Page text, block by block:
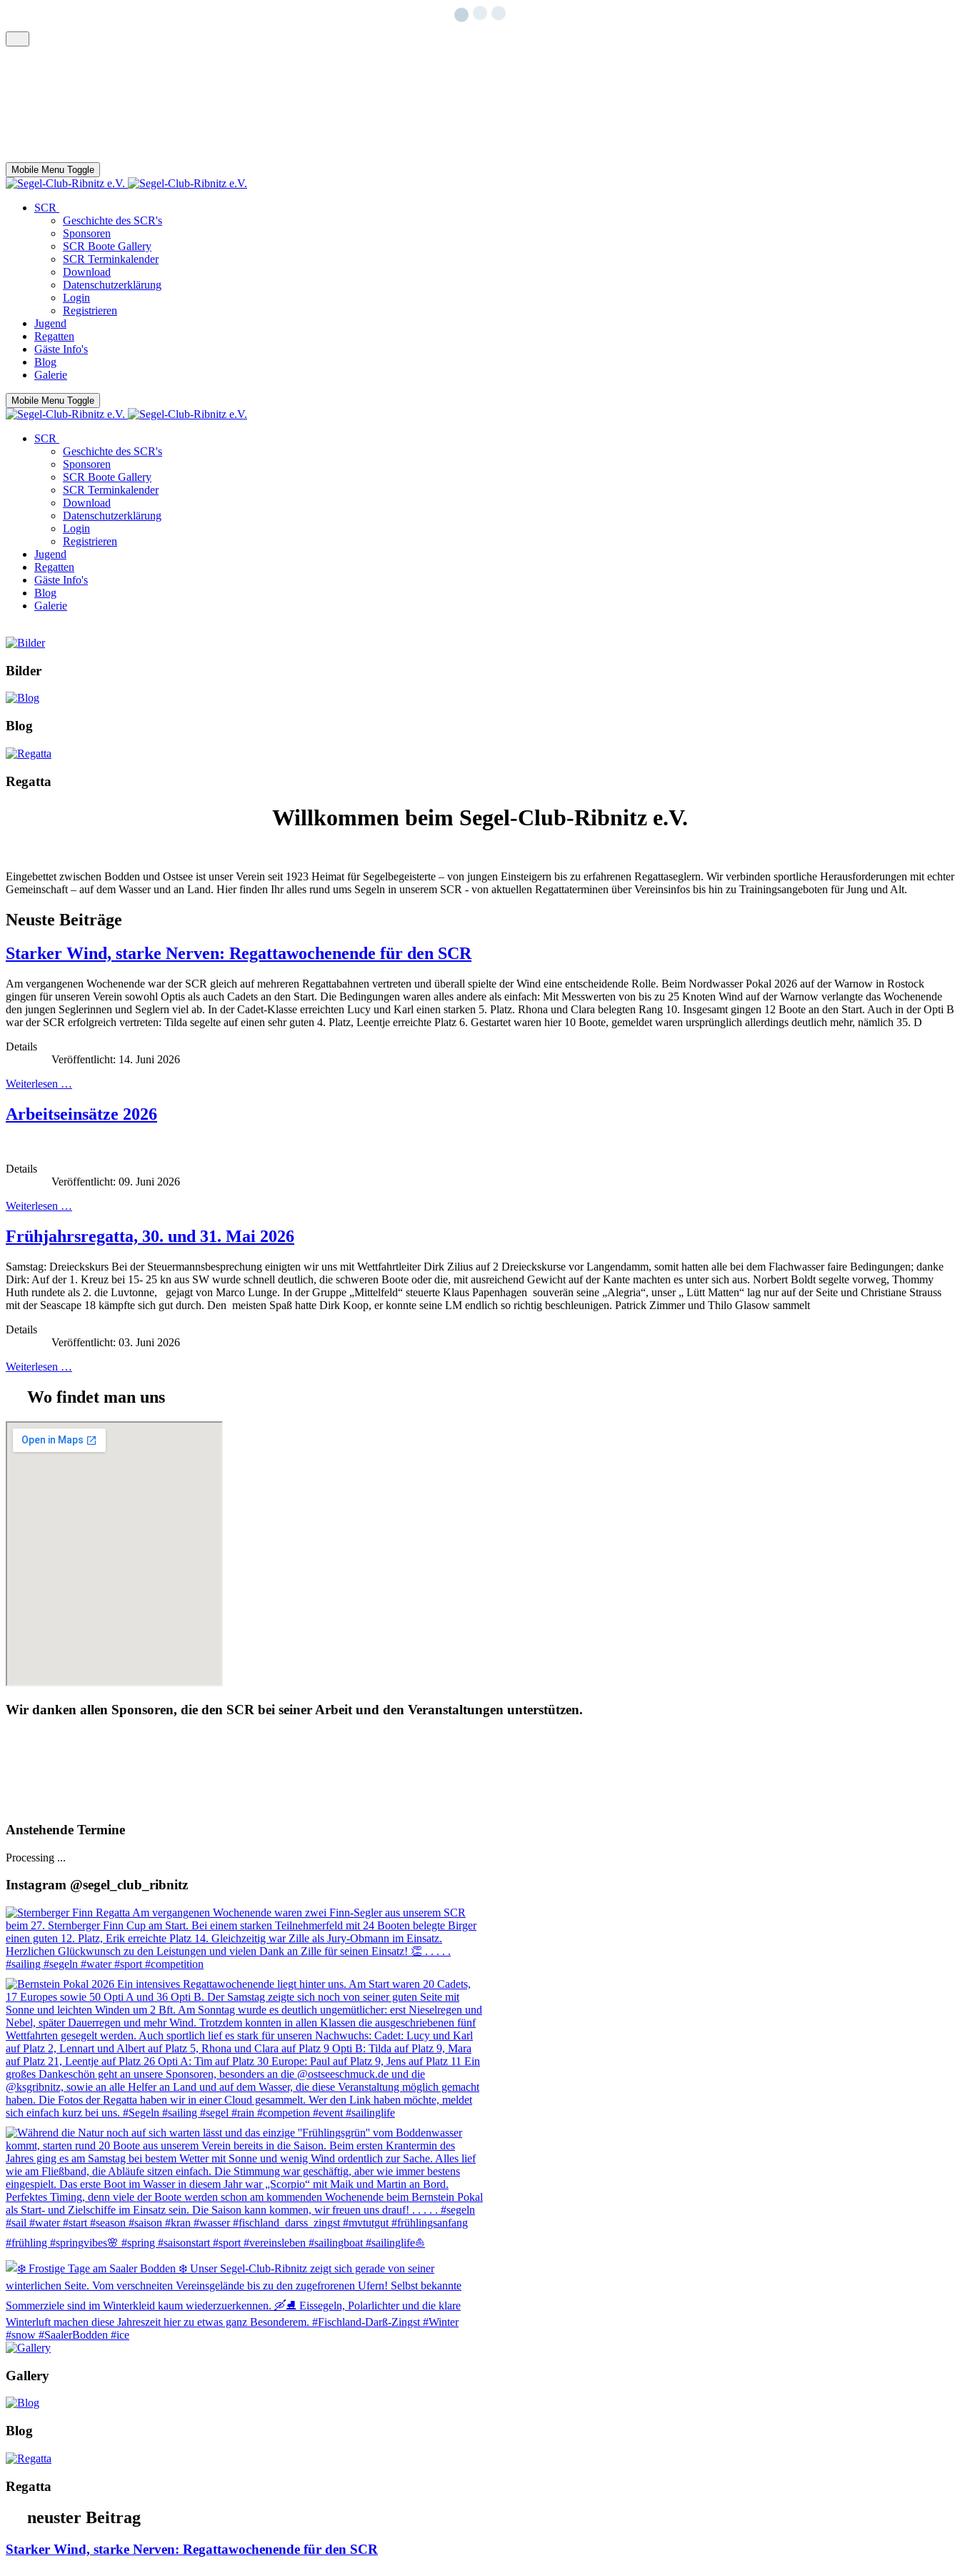
Mobile Menu Toggle
SCR
Geschichte des SCR's
Sponsoren
SCR Boote Gallery
SCR Terminkalender
Download
Datenschutzerklärung
Login
Registrieren
Jugend
Regatten
Gäste Info's
Blog
Galerie
Mobile Menu Toggle
SCR
Geschichte des SCR's
Sponsoren
SCR Boote Gallery
SCR Terminkalender
Download
Datenschutzerklärung
Login
Registrieren
Jugend
Regatten
Gäste Info's
Blog
Galerie
Bilder
Blog
Regatta
Willkommen beim Segel-Club-Ribnitz e.V.
Eingebettet zwischen Bodden und Ostsee ist unser Verein seit 1923 Heimat für Segelbegeisterte – von jungen Einsteigern bis zu erfahrenen Regattaseglern. Wir verbinden sportliche Herausforderungen mit echter
Gemeinschaft – auf dem Wasser und an Land. Hier finden Ihr alles rund ums Segeln in unserem SCR - von aktuellen Regattaterminen über Vereinsinfos bis hin zu Trainingsangeboten für Jung und Alt.
Neuste Beiträge
Starker Wind, starke Nerven: Regattawochenende für den SCR
Am vergangenen Wochenende war der SCR gleich auf mehreren Regattabahnen vertreten und überall spielte der Wind eine entscheidende Rolle. Beim Nordwasser Pokal 2026 auf der Warnow in Rostock
gingen für unseren Verein sowohl Optis als auch Cadets an den Start. Die Bedingungen waren alles andere als einfach: Mit Messwerten von bis zu 25 Knoten Wind auf der Warnow verlangte das Wochenende
den jungen Seglerinnen und Seglern viel ab. In der Cadet-Klasse erreichten Lucy und Karl einen starken 5. Platz. Rhona und Clara belegten Rang 10. Insgesamt gingen 12 Boote an den Start. Auch in der Opti B
war der SCR erfolgreich vertreten: Tilda segelte auf einen sehr guten 4. Platz, Leentje erreichte Platz 6. Gestartet waren hier 10 Boote, gemeldet waren ursprünglich allerdings deutlich mehr, nämlich 35. D
Details
Veröffentlicht: 14. Juni 2026
Weiterlesen …
Arbeitseinsätze 2026
Details
Veröffentlicht: 09. Juni 2026
Weiterlesen …
Frühjahrsregatta, 30. und 31. Mai 2026
Samstag: Dreieckskurs Bei der Steuermannsbesprechung einigten wir uns mit Wettfahrtleiter Dirk Zilius auf 2 Dreieckskurse vor Langendamm, somit hatten alle bei dem Flachwasser faire Bedingungen; danke
Dirk: Auf der 1. Kreuz bei 15- 25 kn aus SW wurde schnell deutlich, die schweren Boote oder die, mit ausreichend Gewicht auf der Kante machten es unter sich aus. Norbert Boldt segelte vorweg, Thommy
Huth rundete als 2. die Luvtonne, gejagt von Marco Lunge. In der Gruppe „Mittelfeld“ steuerte Klaus Papenhagen souverän seine „Alegria“, unser „ Lütt Matten“ lag nur auf der Seite und Christiane Strauss
mit der Seascape 18 kämpfte sich gut durch. Den meisten Spaß hatte Dirk Koop, er konnte seine LM endlich so richtig beschleunigen. Patrick Zimmer und Thilo Glasow sammelt
Details
Veröffentlicht: 03. Juni 2026
Weiterlesen …
Wo findet man uns
Wir danken allen Sponsoren, die den SCR bei seiner Arbeit und den Veranstaltungen unterstützen.
Anstehende Termine
Processing ...
Instagram @segel_club_ribnitz
Gallery
Blog
Regatta
neuster Beitrag
Starker Wind, starke Nerven: Regattawochenende für den SCR